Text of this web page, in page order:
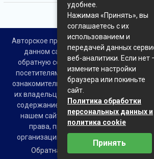
Авторское право © Все права
данном сайте взяты из открытых
обратную ссылку на материал в
посетителями сайта и
ознакомительных целях. Права на
их владельцам. Администрация сайта
содержание материала не несет. Если
нашем сайте материалы, которые
права, принадлежащие Вам, Вашей
организации, пожалуйста, сообщите
Обратная связь
удобнее.
Нажимая «Принять», вы
соглашаетесь с их
использованием и
передачей данных
веб-аналитики. Если нет
измените настройки
браузера или покиньте
сайт.
Политика обработки
персональных данных и
политика cookie
Принять